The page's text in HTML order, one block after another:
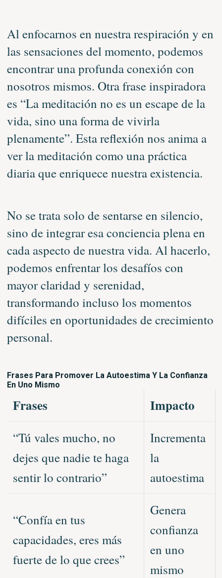
Al enfocarnos en nuestra respiración y en
las sensaciones del momento, podemos
encontrar una profunda conexión con
nosotros mismos. Otra frase inspiradora
es “La meditación no es un escape de la
vida, sino una forma de vivirla
plenamente”. Esta reflexión nos anima a
ver la meditación como una práctica
diaria que enriquece nuestra existencia.
No se trata solo de sentarse en silencio,
sino de integrar esa conciencia plena en
cada aspecto de nuestra vida. Al hacerlo,
podemos enfrentar los desafíos con
mayor claridad y serenidad,
transformando incluso los momentos
difíciles en oportunidades de crecimiento
personal.
Frases Para Promover La Autoestima Y La Confianza
En Uno Mismo
Frases Impacto
“Tú vales mucho, no
dejes que nadie te haga
sentir lo contrario”
Incrementa
la
autoestima
“Confía en tus
capacidades, eres más
fuerte de lo que crees”
Genera
confianza
en uno
mismo